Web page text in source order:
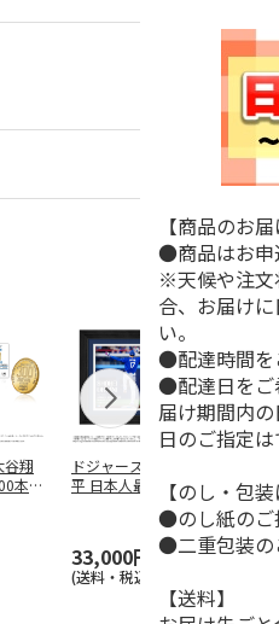
谷翔
本塁
ドジャース 大谷翔
平 日本人最多53試
合連続出塁記念 ダ
33,000円
(送料・税込)
谷翔
4月投手
【商品のお
●商品はお申
※天候や注文
合、お届け
い。
●配達時間を
●配達日をご
届け期間内
日のご指定は
【のし・包
●のし紙のご
●二重包装の
【送料】